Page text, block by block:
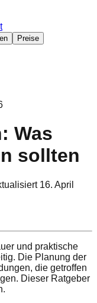
Preise
Was
sollten
16. April
und praktische
Die Planung der
die getroffen
Dieser Ratgeber